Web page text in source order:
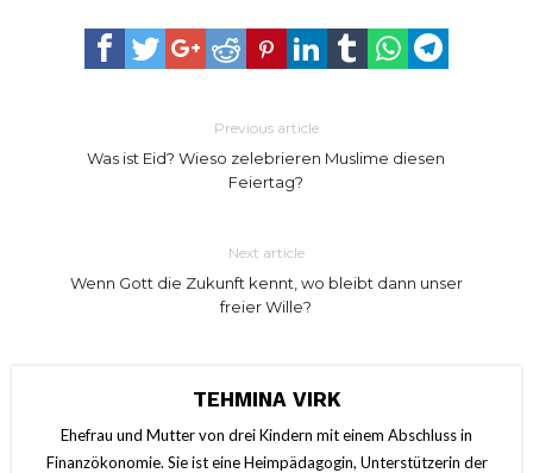
Previous article
Was ist Eid? Wieso zelebrieren Muslime diesen
Feiertag?
Next article
Wenn Gott die Zukunft kennt, wo bleibt dann unser
freier Wille?
TEHMINA VIRK
Ehefrau und Mutter von drei Kindern mit einem Abschluss in
Finanzökonomie. Sie ist eine Heimpädagogin, Unterstützerin der